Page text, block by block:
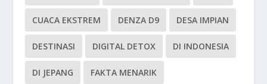
CUACA EKSTREM DENZA D9 DESA IMPIAN
DESTINASI DIGITAL DETOX DI INDONESIA
DI JEPANG FAKTA MENARIK